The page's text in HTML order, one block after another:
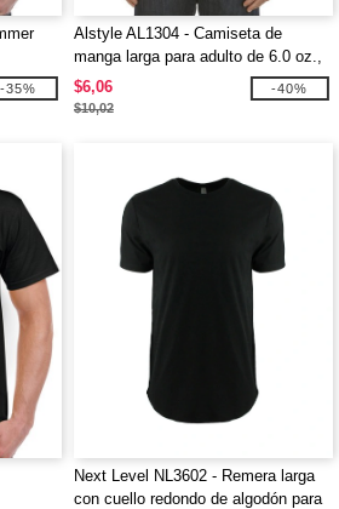
-35%
Alstyle AL1304 - Camiseta de
manga larga para adulto de 6.0 oz.,
100% algodón
$6,06
$10,02
-40%
Next Level NL3602 - Remera larga
con cuello redondo de algodón para